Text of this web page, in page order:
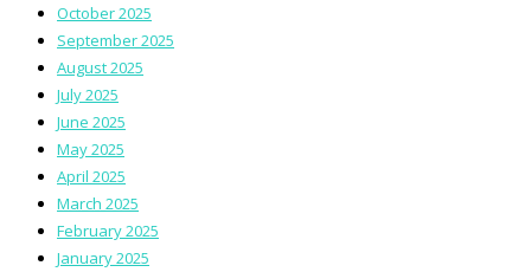
October 2025
September 2025
August 2025
July 2025
June 2025
May 2025
April 2025
March 2025
February 2025
January 2025